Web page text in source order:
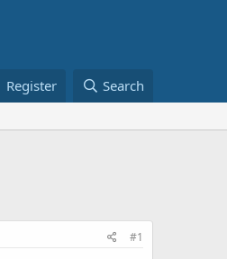
Register Search
#1